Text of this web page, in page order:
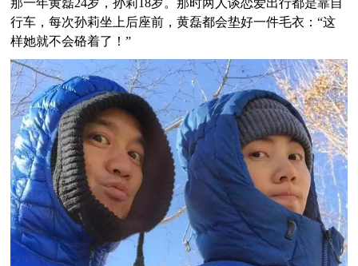
那一年黄磊24岁，孙莉18岁。那时两人谈恋爱出行都是靠自
行车，每次孙莉坐上后座前，黄磊都会垫好一件毛衣：“这
样她就不会硌着了！”